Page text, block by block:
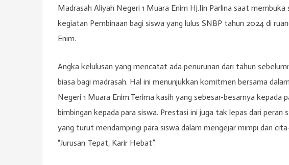
Madrasah Aliyah Negeri 1 Muara Enim Hj.Iin Parlina saat
kegiatan Pembinaan bagi siswa yang lulus SNBP tahun 2024 di
Enim.
Angka kelulusan yang mencatat ada penurunan dari tahun
biasa bagi madrasah. Hal ini menunjukkan komitmen bersama
Negeri 1 Muara Enim.Terima kasih yang sebesar-besarnya kepada
bimbingan kepada para siswa. Prestasi ini juga tak lepas dari
yang turut mendampingi para siswa dalam mengejar mimpi dan
“Jurusan Tepat, Karir Hebat”.